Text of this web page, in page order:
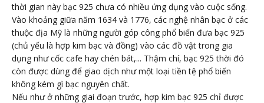
thời gian này bạc 925 chưa có nhiều ứng dụng vào cuộc sống.
Vào khoảng giữa năm 1634 và 1776, các nghệ nhân bạc ở các
thuộc địa Mỹ là những người góp công phổ biến đưa bạc 925
(chủ yếu là hợp kim bạc và đồng) vào các đồ vật trong gia
dụng như cốc cafe hay chén bát,... Thậm chí, bạc 925 thời đó
còn được dùng để giao dịch như một loại tiền tệ phổ biến
không kém gì bạc nguyên chất.
Nếu như ở những giai đoạn trước, hợp kim bạc 925 chỉ được